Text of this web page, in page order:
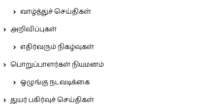
வாழ்த்துச் செய்திகள்
அறிவிப்புகள்
எதிர்வரும் நிகழ்வுகள்
பொறுப்பாளர்கள் நியமனம்
ஒழுங்கு நடவடிக்கை
துயர் பகிர்வுச் செய்திகள்